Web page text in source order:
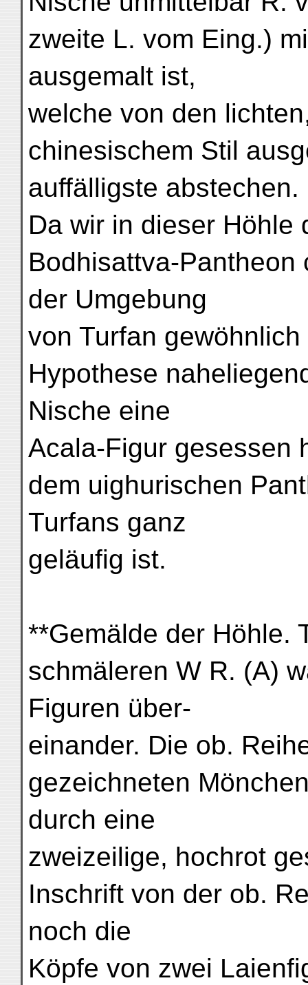
zweite L. vom Eing.)
ausgemalt ist,
welche von den
chinesischem Stil
auffälligste abstechen.
Da wir in dieser Höhle
Bodhisattva-
der Umgebung
von Turfan
Hypothese
Nische eine
Acala-Figur gesessen
dem uighurischen
Turfans ganz
geläufig ist.
**Gemälde der Höhle.
schmäleren W R. (A)
Figuren über-
einander. Die ob.
gezeichneten
durch eine
zweizeilige, hochrot
Inschrift von der ob.
noch die
Köpfe von zwei